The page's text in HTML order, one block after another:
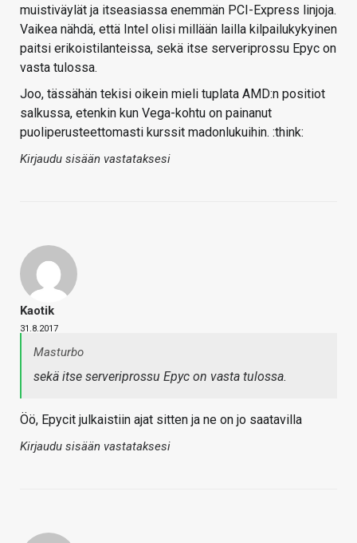
muistiväylät ja itseasiassa enemmän PCI-Express linjoja.
Vaikea nähdä, että Intel olisi millään lailla kilpailukykyinen
paitsi erikoistilanteissa, sekä itse serveriprossu Epyc on
vasta tulossa.
Joo, tässähän tekisi oikein mieli tuplata AMD:n positiot
salkussa, etenkin kun Vega-kohtu on painanut
puoliperusteettomasti kurssit madonlukuihin. :think:
Kirjaudu sisään vastataksesi
Kaotik
31.8.2017
Masturbo
sekä itse serveriprossu Epyc on vasta tulossa.
Öö, Epycit julkaistiin ajat sitten ja ne on jo saatavilla
Kirjaudu sisään vastataksesi